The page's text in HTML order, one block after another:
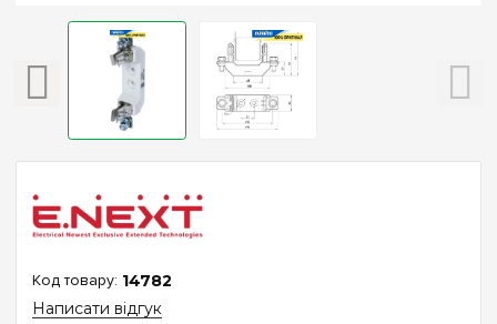
14782
Написати відгук